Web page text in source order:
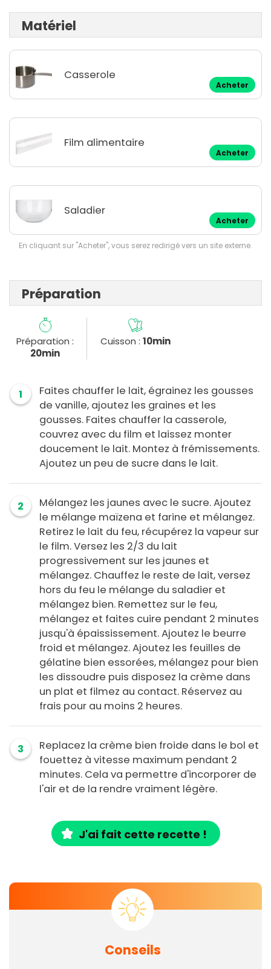
Matériel
Casserole
Acheter
Film alimentaire
Acheter
Saladier
Acheter
En cliquant sur "Acheter", vous serez redirigé vers un site externe.
Préparation
Préparation :
20min
Cuisson : 10min
1
Faites chauffer le lait, égrainez les gousses
de vanille, ajoutez les graines et les
gousses. Faites chauffer la casserole,
couvrez avec du film et laissez monter
doucement le lait. Montez à frémissements.
Ajoutez un peu de sucre dans le lait.
2
Mélangez les jaunes avec le sucre. Ajoutez
le mélange maïzena et farine et mélangez.
Retirez le lait du feu, récupérez la vapeur sur
le film. Versez les 2/3 du lait
progressivement sur les jaunes et
mélangez. Chauffez le reste de lait, versez
hors du feu le mélange du saladier et
mélangez bien. Remettez sur le feu,
mélangez et faites cuire pendant 2 minutes
jusqu'à épaississement. Ajoutez le beurre
froid et mélangez. Ajoutez les feuilles de
gélatine bien essorées, mélangez pour bien
les dissoudre puis disposez la crème dans
un plat et filmez au contact. Réservez au
frais pour au moins 2 heures.
3
Replacez la crème bien froide dans le bol et
fouettez à vitesse maximum pendant 2
minutes. Cela va permettre d'incorporer de
l'air et de la rendre vraiment légère.
J'ai fait cette recette !
Conseils